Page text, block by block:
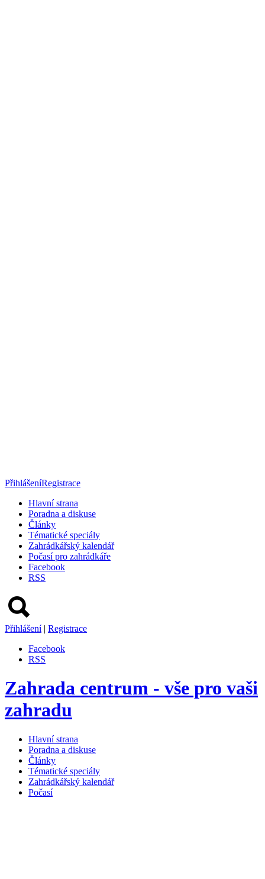
PřihlášeníRegistrace
Hlavní strana
Poradna a diskuse
Články
Tématické speciály
Zahrádkářský kalendář
Počasí pro zahrádkáře
Facebook
RSS
Přihlášení | Registrace
Facebook
RSS
Zahrada centrum - vše pro vaši
zahradu
Hlavní strana
Poradna a diskuse
Články
Tématické speciály
Zahrádkářský kalendář
Počasí